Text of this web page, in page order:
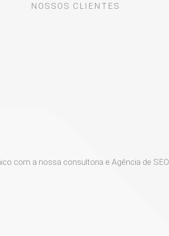
NOSSOS CLIENTES
com a nossa consultoria e Agência de SEO